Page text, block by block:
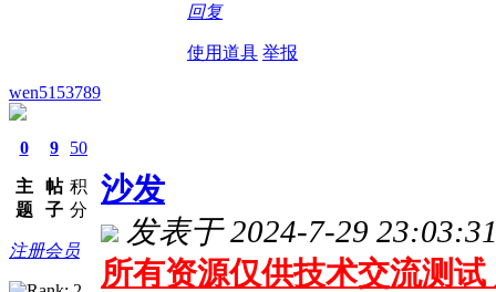
回复
使用道具 举报
wen5153789
0
主
题
9
帖
子
50
积
分
注册会员
沙发
发表于 2024-7-29
所有资源仅供技术交流测